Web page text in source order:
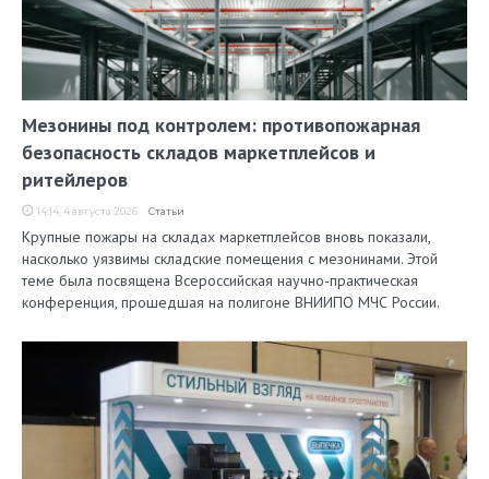
Мезонины под контролем: противопожарная
безопасность складов маркетплейсов и
ритейлеров
14:14, 4 августа 2026 Статьи
Крупные пожары на складах маркетплейсов вновь показали,
насколько уязвимы складские помещения с мезонинами. Этой
теме была посвящена Всероссийская научно-практическая
конференция, прошедшая на полигоне ВНИИПО МЧС России.